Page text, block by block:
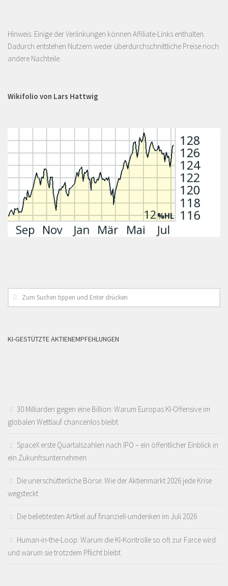
Hinweis: Einige der Verlinkungen können Affiliate-Links enthalten.
Dadurch entstehen Nutzern weder überdurchschnittliche Preise noch
andere Nachteile.
Wikifolio von Lars Hattwig
KI-GESTÜTZTE AKTIENEMPFEHLUNGEN
30 Milliarden gegen eine Billion: Warum Europas KI-Offensive im
globalen Wettlauf chancenlos bleibt
SpaceX erste Quartalszahlen nach IPO – ein öffentlicher Einblick in
ein Zukunftsunternehmen
Die unerschütterliche Börse: Wie der Aktienmarkt 2026 jede Krise
wegsteckt
Die beliebtesten Artikel auf finanziell-umdenken im Juli 2026
Human-in-the-Loop: Warum die KI-Kontrolle so oft zur Farce wird
und warum sie trotzdem Pflicht bleibt